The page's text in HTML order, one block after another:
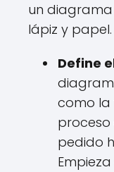
un diagrama
lápiz y papel.
Define
como la
proceso
pedido